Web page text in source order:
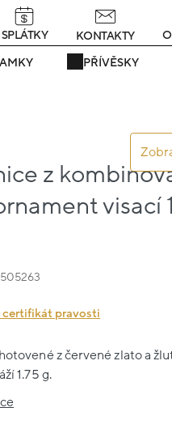
: 22s
PŘÍVĚSKY
SPLÁTKY KONTAKTY
z
visací
pravosti
z červené zlato a
1.75 g.